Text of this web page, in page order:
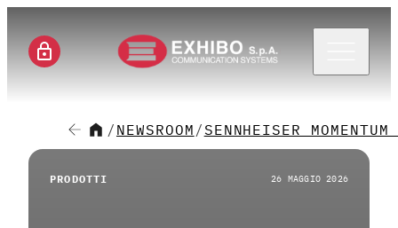
/ NEWSROOM / SENNHEISER
PRODOTTI 26 MAGGIO 2026